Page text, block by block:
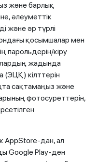
және барлық
әлеуметтік
және әр түрлі
қосымшалар мен
парольдерін/кіру
жадында
кілттерін
сақтамаңыз және
фотосуреттерін,
AppStore-дан, ал
Google Play-ден